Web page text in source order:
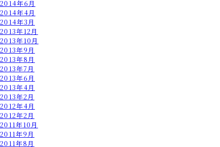
2014年6月
2014年4月
2014年3月
2013年12月
2013年10月
2013年9月
2013年8月
2013年7月
2013年6月
2013年4月
2013年2月
2012年4月
2012年2月
2011年10月
2011年9月
2011年8月